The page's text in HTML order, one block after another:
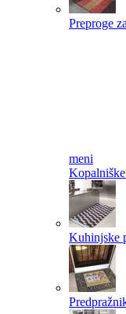
Preproge
meni
Kuhinjske